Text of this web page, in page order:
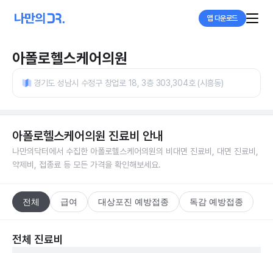
앱 다운로드
아폴로헬스케어의원
경기도 성남시 수정구 창업로 18, 3층 303,304호 (시흥동)
아폴로헬스케어의원 진료비 안내
나만의닥터에서 수집한 아폴로헬스케어의원의 비대면 진료비, 대면 진료비,
약제비, 접종료 등 모든 가격을 확인해보세요.
전체 급여 대상포진 예방접종 독감 예방접종
전체 진료비